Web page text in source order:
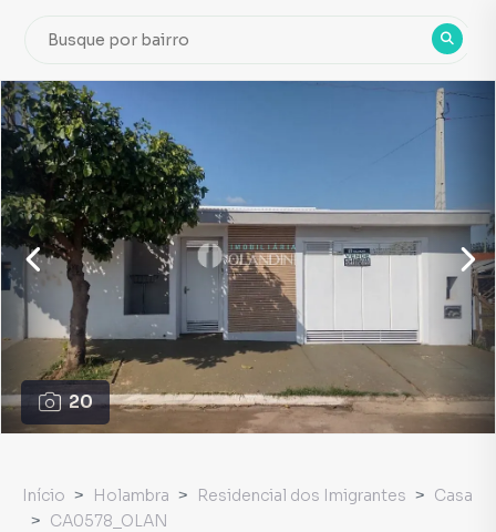
20
Início Holambra Residencial dos Imigrantes
Casa
CA0578_OLAN